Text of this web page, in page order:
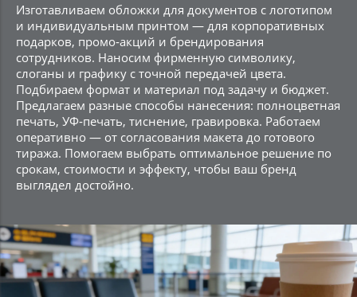
Изготавливаем обложки для документов с логотипом
и индивидуальным принтом — для корпоративных
подарков, промо‑акций и брендирования
сотрудников. Наносим фирменную символику,
слоганы и графику с точной передачей цвета.
Подбираем формат и материал под задачу и бюджет.
Предлагаем разные способы нанесения: полноцветная
печать, УФ‑печать, тиснение, гравировка. Работаем
оперативно — от согласования макета до готового
тиража. Помогаем выбрать оптимальное решение по
срокам, стоимости и эффекту, чтобы ваш бренд
выглядел достойно.